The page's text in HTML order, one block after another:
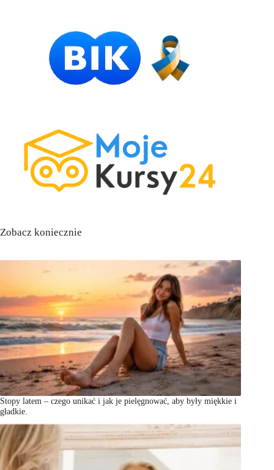
Zobacz koniecznie
Stopy latem – czego unikać i jak je pielęgnować, aby były miękkie i
gładkie.